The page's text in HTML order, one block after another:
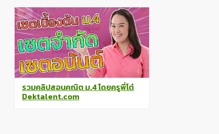
รวมคลิปสอนคณิต ม.4 โดยครูพี่โต๋
Dektalent.com